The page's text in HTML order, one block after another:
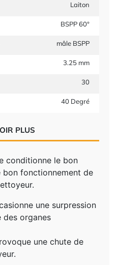
Laiton
BSPP 60°
mâle BSPP
3.25 mm
30
40 Degré
PLUS
conditionne le bon
bon fonctionnement de
une surpression
des organes
une chute de